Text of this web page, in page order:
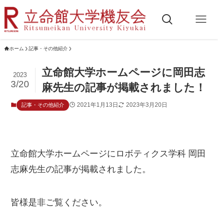
ホーム 記事・その他紹介
立命館大学ホームページに岡田志
麻先生の記事が掲載されました！
2023
3/20
記事・その他紹介 2021年1月13日 2023年3月20日
立命館大学ホームページにロボティクス学科 岡田
志麻先生の記事が掲載されました。
皆様是非ご覧ください。